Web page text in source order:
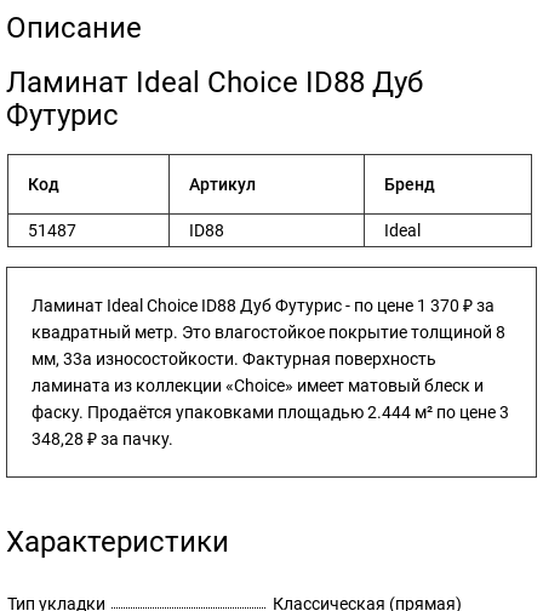
Описание
​Ламинат Ideal Choice ID88 Дуб
Футурис
Код Артикул Бренд
51487 ID88 Ideal
Ламинат Ideal Choice ID88 Дуб Футурис - по цене 1 370 ₽ за
квадратный метр. Это влагостойкое покрытие толщиной 8
мм, 33а износостойкости. Фактурная поверхность
ламината из коллекции «Choice» имеет матовый блеск и
фаску. Продаётся упаковками площадью 2.444 м² по цене 3
348,28 ₽ за пачку.
Характеристики
Тип укладки
Классическая (прямая)